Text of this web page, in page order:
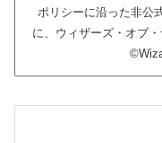
ポリシーに沿った非公
に、ウィザーズ・オブ